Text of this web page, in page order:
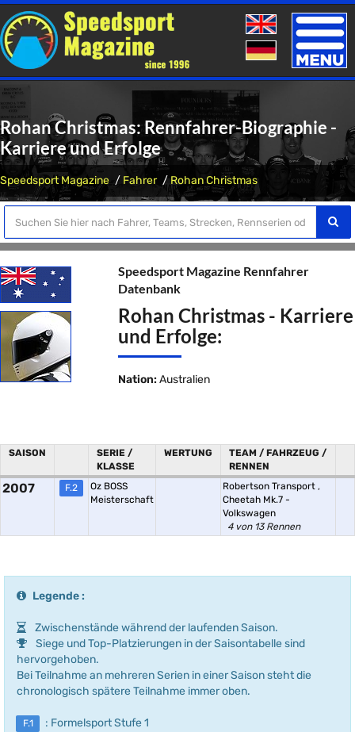
Toggle
Rohan Christmas: Rennfahrer-Biographie -
Karriere und Erfolge
Speedsport Magazine Fahrer Rohan Christmas
Speedsport Magazine Rennfahrer
Datenbank
Rohan Christmas - Karriere
und Erfolge:
Nation: Australien
SAISON
SERIE /
KLASSE
WERTUNG
TEAM / FAHRZEUG /
RENNEN
2007 F.2
Oz BOSS
Meisterschaft
Robertson Transport ,
Cheetah Mk.7 -
Volkswagen
4 von 13 Rennen
Legende :
Zwischenstände während der laufenden Saison.
Siege und Top-Platzierungen in der Saisontabelle sind
hervorgehoben.
Bei Teilnahme an mehreren Serien in einer Saison steht die
chronologisch spätere Teilnahme immer oben.
F.1 : Formelsport Stufe 1